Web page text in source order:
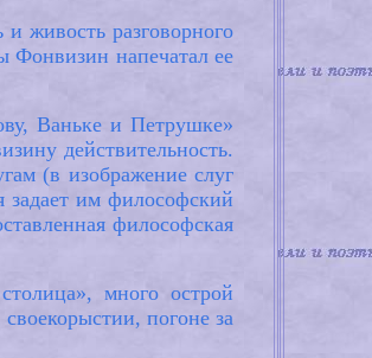
живость разговорного
Фонвизин напечатал ее
Ваньке и Петрушке»
действительность.
(в изображение слуг
им философский
философская
много острой
погоне за